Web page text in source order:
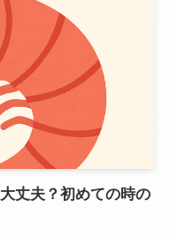
丈夫？初めての時の